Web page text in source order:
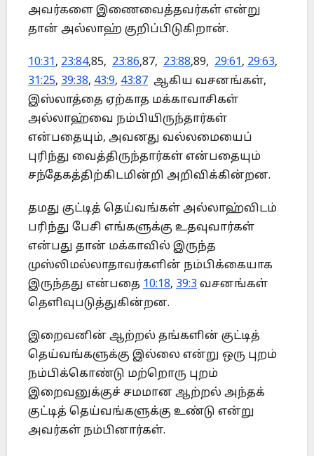
அவர்களை இணைவைத்தவர்கள் என்று
தான் அல்லாஹ் குறிப்பிடுகிறான்.
10:31, 23:84,85, 23:86,87, 23:88,89, 29:61, 29:63,
31:25, 39:38, 43:9, 43:87 ஆகிய வசனங்கள்,
இஸ்லாத்தை ஏற்காத மக்காவாசிகள்
அல்லாஹ்வை நம்பியிருந்தார்கள்
என்பதையும், அவனது வல்லமையைப்
புரிந்து வைத்திருந்தார்கள் என்பதையும்
சந்தேகத்திற்கிடமின்றி அறிவிக்கின்றன.
தமது குட்டித் தெய்வங்கள் அல்லாஹ்விடம்
பரிந்து பேசி எங்களுக்கு உதவுவார்கள்
என்பது தான் மக்காவில் இருந்த
முஸ்லிமல்லாதாவர்களின் நம்பிக்கையாக
இருந்தது என்பதை 10:18, 39:3 வசனங்கள்
தெளிவுபடுத்துகின்றன.
இறைவனின் ஆற்றல் தங்களின் குட்டித்
தெய்வங்களுக்கு இல்லை என்று ஒரு புறம்
நம்பிக்கொண்டு மற்றொரு புறம்
இறைவனுக்குச் சமமான ஆற்றல் அந்தக்
குட்டித் தெய்வங்களுக்கு உண்டு என்று
அவர்கள் நம்பினார்கள்.